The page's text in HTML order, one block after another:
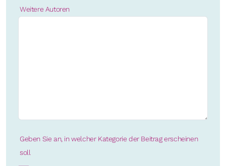
Weitere Autoren
Geben Sie an, in welcher Kategorie der Beitrag erscheinen
soll